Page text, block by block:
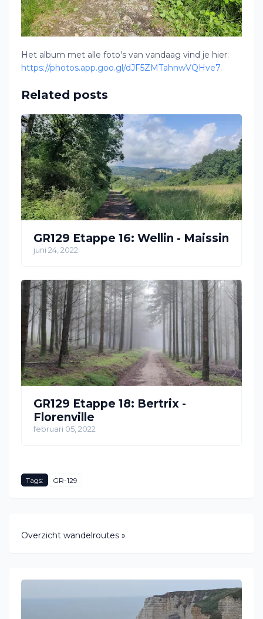
Het album met alle foto's van vandaag vind je hier:
https://photos.app.goo.gl/dJF5ZMTahnwVQHve7.
Related posts
GR129 Etappe 16: Wellin - Maissin
juni 24, 2022
GR129 Etappe 18: Bertrix -
Florenville
februari 05, 2022
Tags: GR-129
Overzicht wandelroutes »